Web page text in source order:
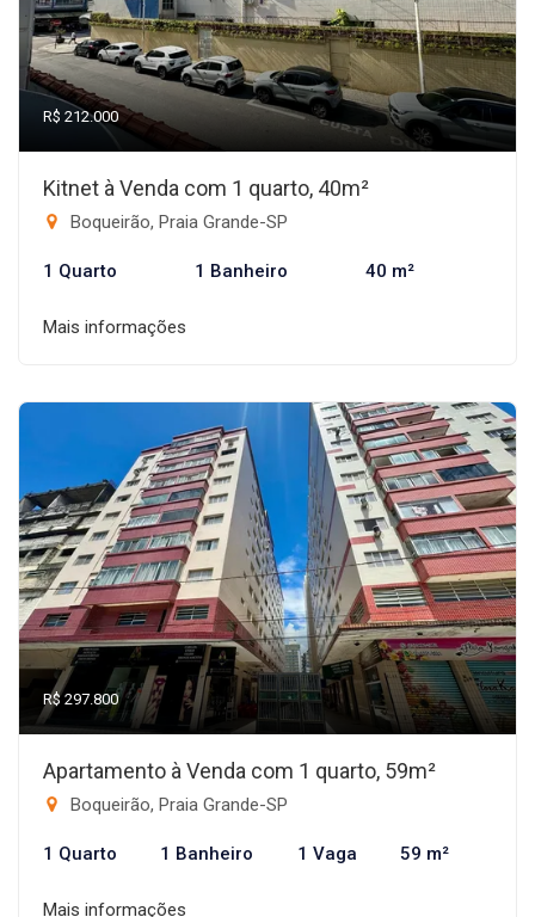
R$ 212.000
Kitnet à Venda com 1 quarto, 40m²
Boqueirão, Praia Grande-SP
1 Quarto 1 Banheiro 40 m²
Mais informações
R$ 297.800
Apartamento à Venda com 1 quarto, 59m²
Boqueirão, Praia Grande-SP
1 Quarto 1 Banheiro 1 Vaga 59 m²
Mais informações